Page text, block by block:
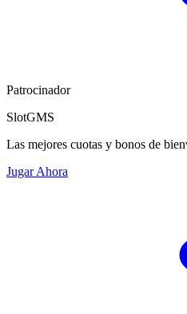
Patrocinador
SlotGMS
Las mejores cuotas y bonos de
Jugar Ahora